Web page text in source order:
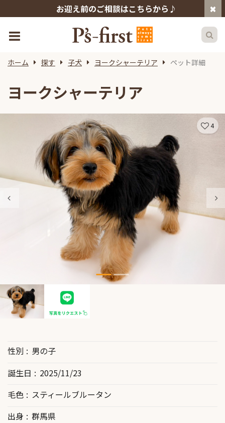
お迎え前のご相談はこちらから♪
ホーム 探す 子犬 ヨークシャーテリア ペット詳細
ヨークシャーテリア
4
性別
男の子
誕生日
2025/11/23
毛色
スティールブルータン
出身
群馬県